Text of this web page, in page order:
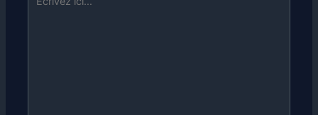
ici…